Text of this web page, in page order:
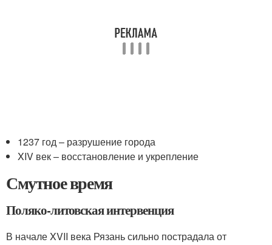
1237 год – разрушение города
XIV век – восстановление и укрепление
Смутное время
Поляко-литовская интервенция
В начале XVII века Рязань сильно пострадала от